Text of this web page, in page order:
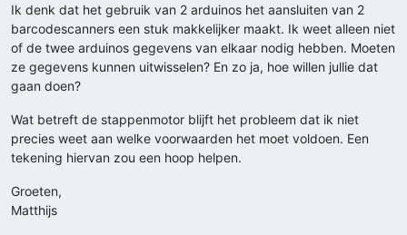
Ik denk dat het gebruik van 2 arduinos het aansluiten van 2
barcodescanners een stuk makkelijker maakt. Ik weet alleen niet
of de twee arduinos gegevens van elkaar nodig hebben. Moeten
ze gegevens kunnen uitwisselen? En zo ja, hoe willen jullie dat
gaan doen?
Wat betreft de stappenmotor blijft het probleem dat ik niet
precies weet aan welke voorwaarden het moet voldoen. Een
tekening hiervan zou een hoop helpen.
Groeten,
Matthijs